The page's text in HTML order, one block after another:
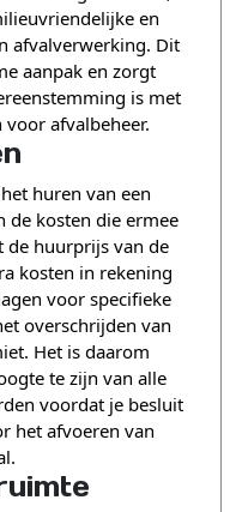
en
afvalverwerking. Dit
aanpak en zorgt
is met
afvalbeheer.
huren van een
de kosten die ermee
de huurprijs van de
kosten in rekening
voor specifieke
overschrijden van
Het is daarom
te zijn van alle
voordat je besluit
het afvoeren van